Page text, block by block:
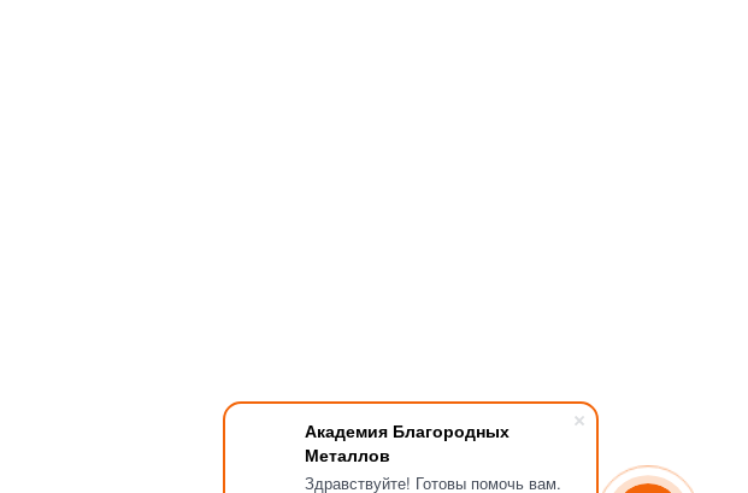
Академия Благородных
Металлов
Здравствуйте! Готовы помочь вам.